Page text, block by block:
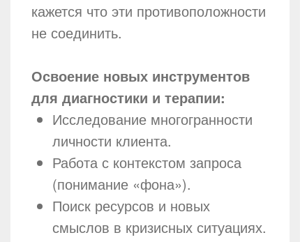
кажется что эти противоположности
не соединить.
Освоение новых инструментов
для диагностики и терапии:
Исследование многогранности
личности клиента.
Работа с контекстом запроса
(понимание «фона»).
Поиск ресурсов и новых
смыслов в кризисных ситуациях.